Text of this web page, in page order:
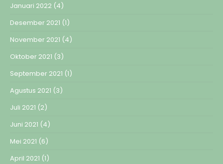
Januari 2022 (4)
Desember 2021 (1)
November 2021 (4)
Oktober 2021 (3)
September 2021 (1)
Agustus 2021 (3)
Juli 2021 (2)
Juni 2021 (4)
Mei 2021 (6)
April 2021 (1)